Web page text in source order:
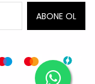
ABONE OL